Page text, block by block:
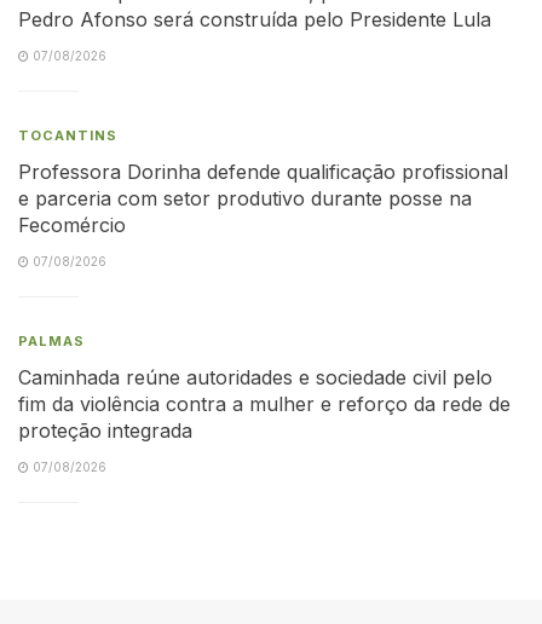
Pedro Afonso será construída pelo Presidente Lula
07/08/2026
TOCANTINS
Professora Dorinha defende qualificação profissional
e parceria com setor produtivo durante posse na
Fecomércio
07/08/2026
PALMAS
Caminhada reúne autoridades e sociedade civil pelo
fim da violência contra a mulher e reforço da rede de
proteção integrada
07/08/2026